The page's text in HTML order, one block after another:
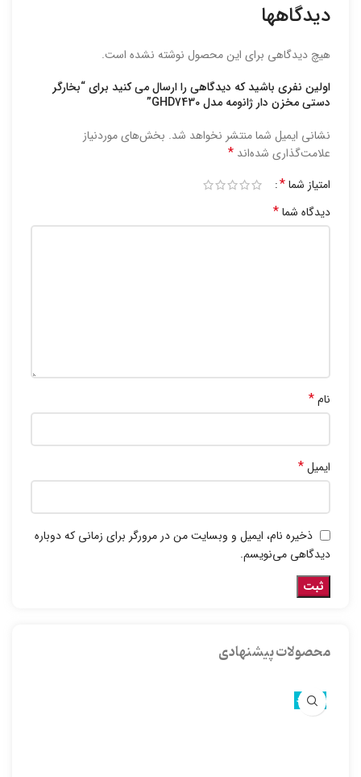
دیدگاهها
هیچ دیدگاهی برای این محصول نوشته نشده است.
اولین نفری باشید که دیدگاهی را ارسال می کنید برای “بخارگر
دستی مخزن دار ژانومه مدل GHD7430”
نشانی ایمیل شما منتشر نخواهد شد. بخش‌های موردنیاز
علامت‌گذاری شده‌اند *
امتیاز شما*
دیدگاه شما*
نام*
ایمیل*
ذخیره نام، ایمیل و وبسایت من در مرورگر برای زمانی که دوباره
دیدگاهی می‌نویسم.
محصولات پیشنهادی
ناموجود